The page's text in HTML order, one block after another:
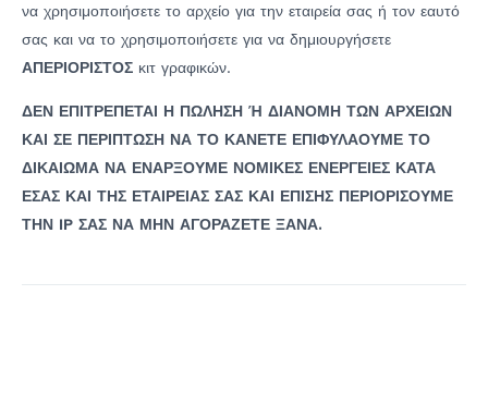
να χρησιμοποιήσετε το αρχείο για την εταιρεία σας ή τον εαυτό
σας και να το χρησιμοποιήσετε για να δημιουργήσετε
ΑΠΕΡΙΟΡΙΣΤΟΣ κιτ γραφικών.
ΔΕΝ ΕΠΙΤΡΕΠΕΤΑΙ Η ΠΩΛΗΣΗ Ή ΔΙΑΝΟΜΗ ΤΩΝ ΑΡΧΕΙΩΝ
ΚΑΙ ΣΕ ΠΕΡΙΠΤΩΣΗ ΝΑ ΤΟ ΚΑΝΕΤΕ ΕΠΙΦΥΛΑΟΥΜΕ ΤΟ
ΔΙΚΑΙΩΜΑ ΝΑ ΕΝΑΡΞΟΥΜΕ ΝΟΜΙΚΕΣ ΕΝΕΡΓΕΙΕΣ ΚΑΤΑ
ΕΣΑΣ ΚΑΙ ΤΗΣ ΕΤΑΙΡΕΙΑΣ ΣΑΣ ΚΑΙ ΕΠΙΣΗΣ ΠΕΡΙΟΡΙΣΟΥΜΕ
ΤΗΝ IP ΣΑΣ ΝΑ ΜΗΝ ΑΓΟΡΑΖΕΤΕ ΞΑΝΑ.